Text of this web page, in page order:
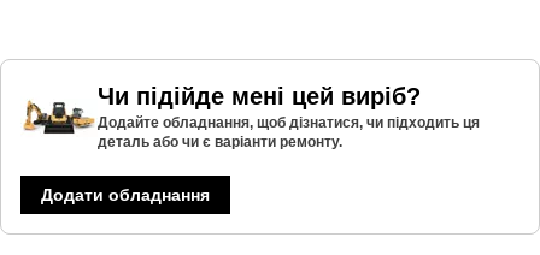
Чи підійде мені цей виріб?
Додайте обладнання, щоб дізнатися, чи підходить ця
деталь або чи є варіанти ремонту.
Додати обладнання